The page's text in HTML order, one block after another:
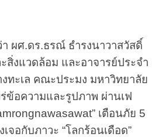
ผศ.ดร.ธรณ์ ธำรงนาวาสวัสดิ์
สิ่งแวดล้อม และอาจารย์ประจำ
ทะเล คณะประมง มหาวิทยาลัย
ข้อความและรูปภาพ ผ่านเฟ
เตือนภัย 5
จอกับภาวะ “โลกร้อนเดือด”